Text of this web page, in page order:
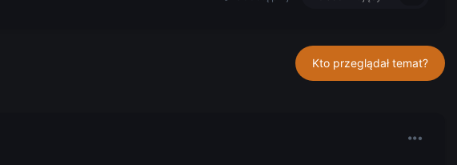
Kto przeglądał temat?